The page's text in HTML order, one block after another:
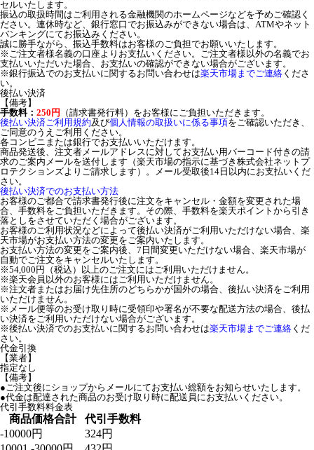
セルいたします。
振込の取扱時間はご利用される金融機関のホームページなどを予めご確認く
ださい。連休時など、銀行窓口でお振込みができない場合は、ATMやネット
バンキングにてお振込みください。
誠に勝手ながら、振込手数料はお客様のご負担でお願いいたします。
※ご注文者様名義の口座よりお支払いください。ご注文者様以外の名義でお
支払いいただいた場合、お支払いの確認ができない場合がございます。
※銀行振込でのお支払いに関するお問い合わせは楽天市場までご連絡 くださ
い。
後払い決済
【備考】
手数料： 250円
（請求書発行料）をお客様にご負担いただきます。
後払い決済ご利用規約及び個人情報の取扱いに係る事項をご確認いただき、
ご同意のうえご利用ください。
各コンビニまたは銀行でお支払いいただけます。
商品発送後、注文者メールアドレスに対してお支払い用バーコード付きの請
求のご案内メールを送付します（楽天市場の指示に基づき株式会社ネットプ
ロテクションズよりご請求します）。メール受取後14日以内にお支払いくだ
さい。
後払い決済でのお支払い方法
お客様のご都合で請求書発行後に注文をキャンセル・金額を変更された場
合、手数料をご負担いただきます。その際、手数料を楽天ポイントから引き
落としをさせていただく場合がございます。
お客様のご利用状況などによって後払い決済がご利用いただけない場合、楽
天市場がお支払い方法の変更をご案内いたします。
お支払い方法の変更をご案内後、7日間変更いただけない場合、楽天市場が
自動でご注文をキャンセルいたします。
※54,000円（税込）以上のご注文にはご利用いただけません。
※楽天会員以外のお客様にはご利用いただけません。
※注文者またはお届け先住所のどちらかが国外の場合、後払い決済をご利用
いただけません。
※メール便等のお受け取り時に受領印や署名が不要な配送方法の場合、後払
い決済をご利用いただけない場合がございます。
※後払い決済でのお支払いに関するお問い合わせは楽天市場までご連絡 くだ
さい。
代金引換
【業者】
指定なし
【備考】
●ご注文後にショップからメールにてお支払い総額をお知らせいたします。
●代金は配達された商品のお受け取り時に配送員にお支払いください。
代引手数料料金表
商品価格合計
代引手数料
-10000円
324円